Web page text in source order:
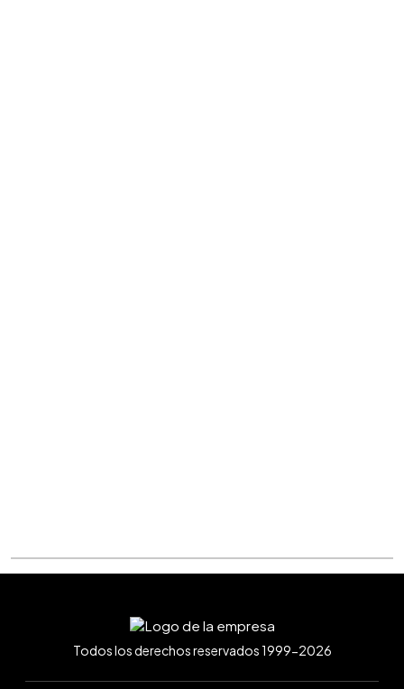
Todos los derechos reservados 1999-2026